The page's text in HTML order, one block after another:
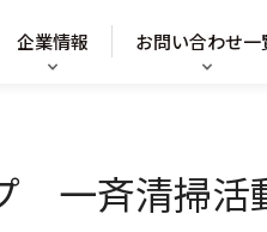
企業情報 お問い合わせ一
一斉清掃活